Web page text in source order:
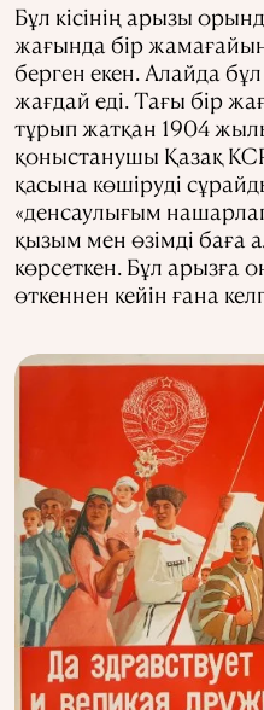
Бұл кісінің арызы
жағында бір
берген екен. Алайда
жағдай еді. Тағы бір
тұрып жатқан 1904
қоныстанушы Қазақ
қасына көшіруді
«денсаулығым
қызым мен өзімді баға
көрсеткен. Бұл арызға
өткеннен кейін ғана